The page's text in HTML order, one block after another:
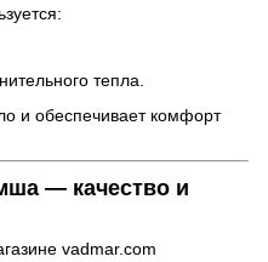
тепла.
и обеспечивает комфорт
— качество и
vadmar.com